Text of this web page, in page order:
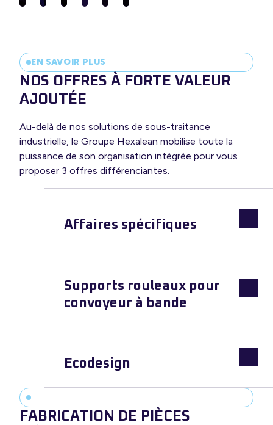
EN SAVOIR PLUS
NOS OFFRES À FORTE VALEUR
AJOUTÉE
Au-delà de nos solutions de sous-traitance
industrielle, le Groupe Hexalean mobilise toute la
puissance de son organisation intégrée pour vous
proposer 3 offres différenciantes.
Affaires spécifiques
Supports rouleaux pour
convoyeur à bande
Ecodesign
FABRICATION DE PIÈCES